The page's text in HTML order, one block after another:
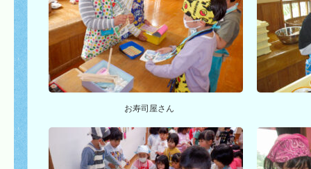
お寿司屋さん